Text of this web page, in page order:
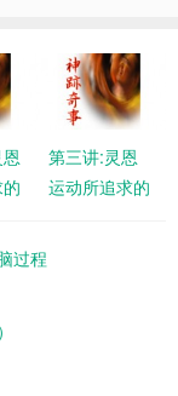
第三讲:灵恩
运动所追求的
过程